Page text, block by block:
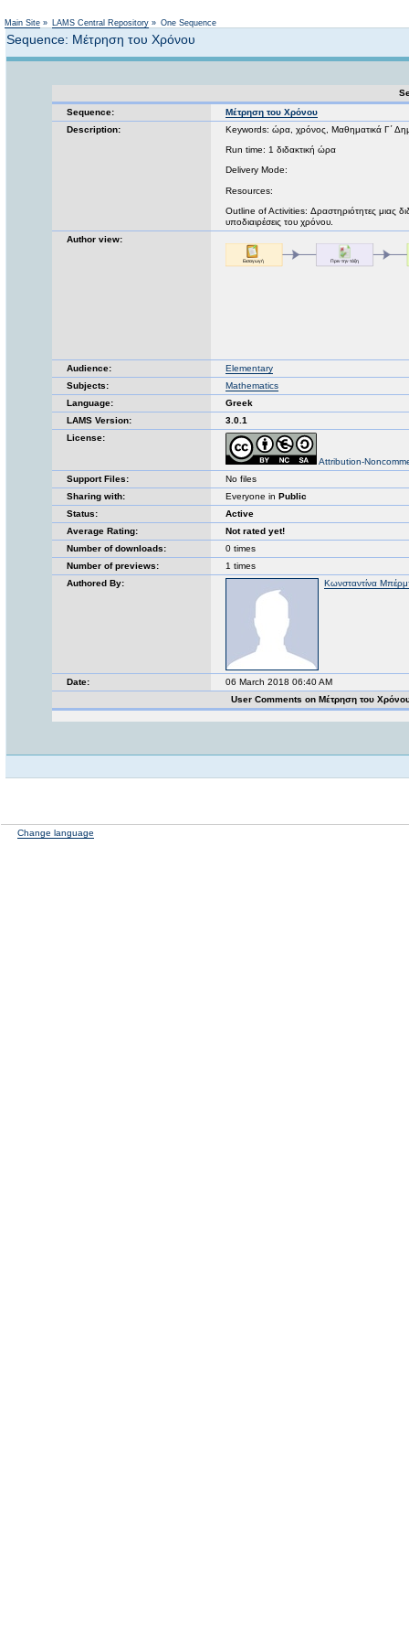
Main Site » LAMS Central Repository » One Sequence
Sequence: Μέτρηση του Χρόνου
Sequence:
Μέτρηση του Χρόνου
Description:
Keywords: ώρα, χρόνος, Μαθηματικά Γ΄
Run time: 1 διδακτική ώρα
Delivery Mode:
Resources:
Outline of Activities: Δραστηριότητες μιας
υποδιαιρέσεις του χρόνου.
Author view:
Audience:
Elementary
Subjects:
Mathematics
Language:
Greek
LAMS Version:
3.0.1
License:
Attribution-
Support Files:
No files
Sharing with:
Everyone in Public
Status:
Active
Average Rating:
Not rated yet!
Number of downloads:
0 times
Number of previews:
1 times
Authored By:
Κωνσταντίνα
Date:
06 March 2018 06:40 AM
User Comments on Μέτρηση του
Change language